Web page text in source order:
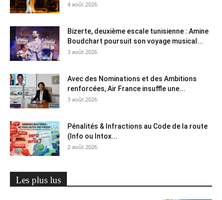
4 août 2026
Bizerte, deuxième escale tunisienne : Amine
Boudchart poursuit son voyage musical...
3 août 2026
Avec des Nominations et des Ambitions
renforcées, Air France insuffle une...
3 août 2026
Pénalités & Infractions au Code de la route
(Info ou Intox...
2 août 2026
Les plus lus